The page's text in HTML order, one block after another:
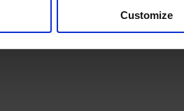
Customize